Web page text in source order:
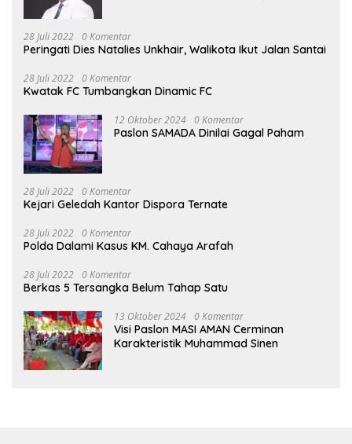
28 Juli 2022 0 Komentar
Peringati Dies Natalies Unkhair, Walikota Ikut Jalan Santai
28 Juli 2022 0 Komentar
Kwatak FC Tumbangkan Dinamic FC
12 Oktober 2024 0 Komentar
Paslon SAMADA Dinilai Gagal Paham
28 Juli 2022 0 Komentar
Kejari Geledah Kantor Dispora Ternate
28 Juli 2022 0 Komentar
Polda Dalami Kasus KM. Cahaya Arafah
28 Juli 2022 0 Komentar
Berkas 5 Tersangka Belum Tahap Satu
13 Oktober 2024 0 Komentar
Visi Paslon MASI AMAN Cerminan
Karakteristik Muhammad Sinen